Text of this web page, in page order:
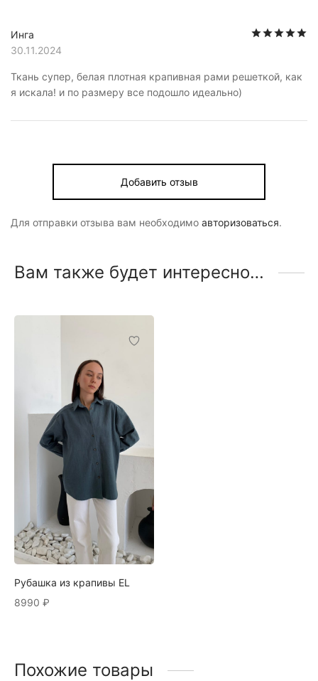
Инга
30.11.2024
Ткань супер, белая плотная крапивная рами решеткой, как
я искала! и по размеру все подошло идеально)
Добавить отзыв
Для отправки отзыва вам необходимо авторизоваться.
Вам также будет интересно…
Рубашка из крапивы EL
8990 ₽
Похожие товары